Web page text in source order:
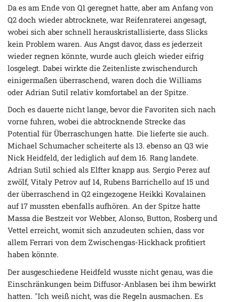
Da es am Ende von Q1 geregnet hatte, aber am Anfang von
Q2 doch wieder abtrocknete, war Reifenraterei angesagt,
wobei sich aber schnell herauskristallisierte, dass Slicks
kein Problem waren. Aus Angst davor, dass es jederzeit
wieder regnen könnte, wurde auch gleich wieder eifrig
losgelegt. Dabei wirkte die Zeitenliste zwischendurch
einigermaßen überraschend, waren doch die Williams
oder Adrian Sutil relativ komfortabel an der Spitze.
Doch es dauerte nicht lange, bevor die Favoriten sich nach
vorne fuhren, wobei die abtrocknende Strecke das
Potential für Überraschungen hatte. Die lieferte sie auch.
Michael Schumacher scheiterte als 13. ebenso an Q3 wie
Nick Heidfeld, der lediglich auf dem 16. Rang landete.
Adrian Sutil schied als Elfter knapp aus. Sergio Perez auf
zwölf, Vitaly Petrov auf 14, Rubens Barrichello auf 15 und
der überraschend in Q2 eingezogene Heikki Kovalainen
auf 17 mussten ebenfalls aufhören. An der Spitze hatte
Massa die Bestzeit vor Webber, Alonso, Button, Rosberg und
Vettel erreicht, womit sich anzudeuten schien, dass vor
allem Ferrari von dem Zwischengas-Hickhack profitiert
haben könnte.
Der ausgeschiedene Heidfeld wusste nicht genau, was die
Einschränkungen beim Diffusor-Anblasen bei ihm bewirkt
hatten. "Ich weiß nicht, was die Regeln ausmachen. Es